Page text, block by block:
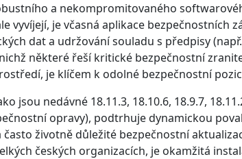
a nekompromitovaného
vyvíjejí, je včasná aplikace
dat a udržování souladu s předpisy
některé řeší kritické bezpečnostní
je klíčem k odolné bezpečnostní
jsou nedávné 18.11.3, 18.10.6, 18.9.7,
opravy), podtrhuje dynamickou
často životně důležité bezpečnostní
českých organizacích, je okamžitá